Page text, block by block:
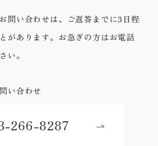
問い合わせは、ご返答までに3日程
があります。お急ぎの方はお電話
い。
い合わせ
266-8287